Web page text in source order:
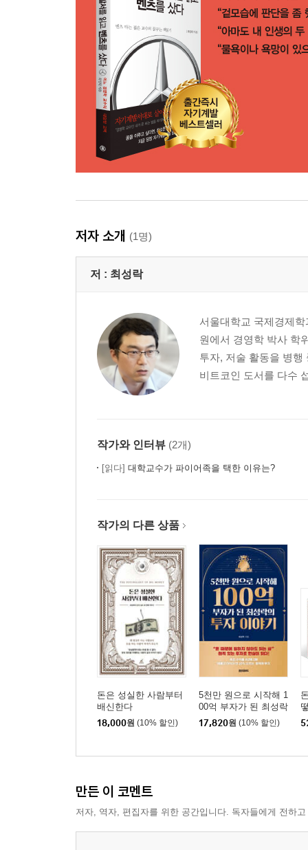
저자 소개 (1명)
저 : 최성락
서울대학교 국제경제
원에서 경영학 박사 학
투자, 저술 활동을 병
비트코인 도서를 다수
작가와 인터뷰 (2개)
[읽다] 대학교수가 파이어족을 택한 이유는?
작가의 다른 상품
돈은 성실한 사람부터
배신한다
18,000원 (10% 할인)
5천만 원으로 시작해 1
00억 부자가 된 최성락
의 투자 이야기
17,820원 (10% 할인)
만든 이 코멘트
저자, 역자, 편집자를 위한 공간입니다. 독자들에게 전하